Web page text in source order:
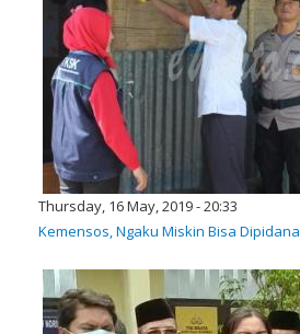
Thursday, 16 May, 2019 - 20:33
Kemensos, Ngaku Miskin Bisa Dipidana